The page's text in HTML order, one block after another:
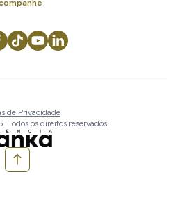
de Privacidade
os direitos reservados.